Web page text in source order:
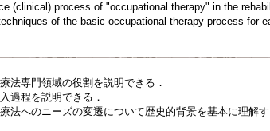
(clinical) process of "occupational therapy" in the
of the basic occupational therapy process for
法専門領域の役割を説明できる．
過程を説明できる．
法へのニーズの変遷について歴史的背景を基本に理解す